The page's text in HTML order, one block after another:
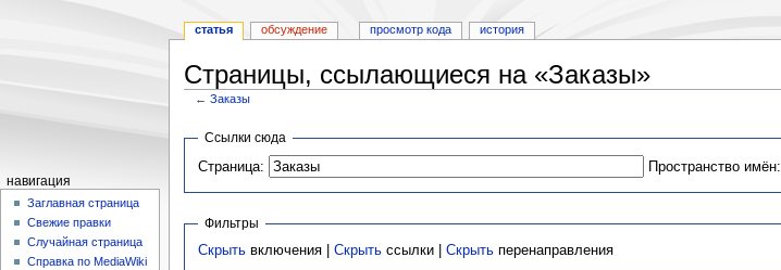
Страницы, ссылающиеся на «Заказы»
←Заказы
Перейти
навигации
Перейти
поиску
Ссылки сюда
Страница:
Пространство имён:
Фильтры
Скрыть включения |Скрыть ссылки |Скрыть перенаправления
статья обсуждение просмотр кода история
навигация
Заглавная страница
Свежие правки
Случайная страница
Справка по MediaWiki